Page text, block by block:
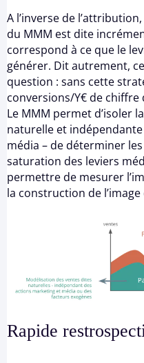
A l’inverse de
du MMM est dite
correspond à ce que le
générer. Dit autrement,
question : sans cette
conversions/Y€ de chiffre
Le MMM permet d’isoler
naturelle et
média – de déterminer
saturation des leviers
permettre de mesurer
la construction de
Rapide